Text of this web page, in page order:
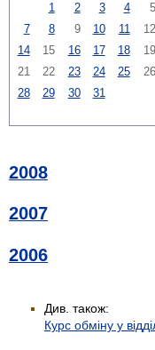
1
2 3 4 5
7
8 9 10 11 12
14
15 16 17 18 19
21
22 23 24 25 26
28
29 30 31
2008
2007
2006
Див. також:
Курс обміну у